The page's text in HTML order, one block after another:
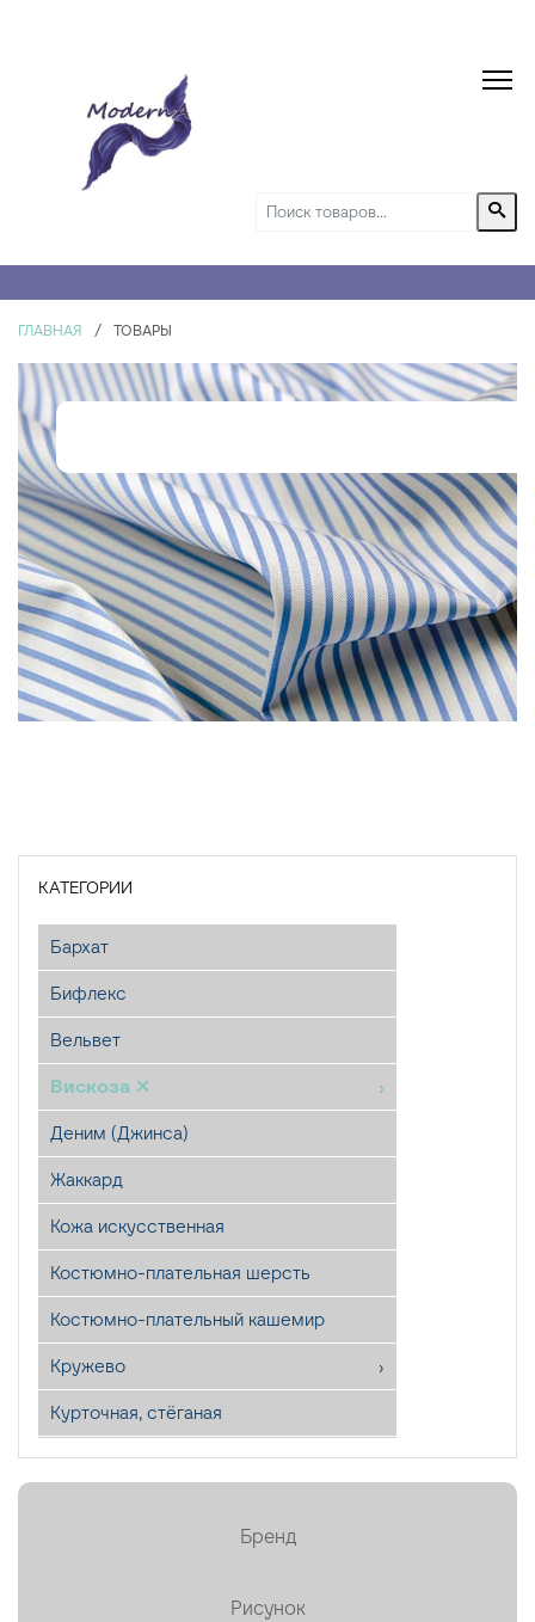
ГЛАВНАЯ / ТОВАРЫ
КАТЕГОРИИ
Бархат
Бифлекс
Вельвет
Вискоза ✕
Деним (Джинса)
Жаккард
Кожа искусственная
Костюмно-плательная шерсть
Костюмно-плательный кашемир
Кружево
Курточная, стёганая
Лён
Бренд
Рисунок